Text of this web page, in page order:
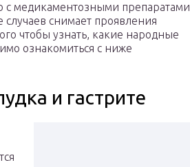
с медикаментозными препаратами
снимает проявления
чтобы узнать, какие народные
ознакомиться с ниже
и гастрите